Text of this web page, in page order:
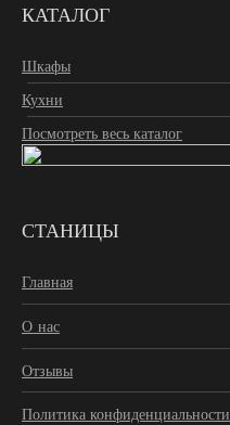
КАТАЛОГ
Шкафы
Кухни
Посмотреть весь каталог
СТАНИЦЫ
Главная
О нас
Отзывы
Политика конфиденциальности